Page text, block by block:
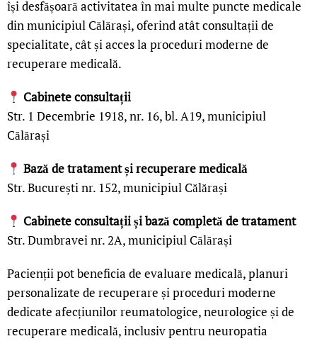
își desfășoară activitatea în mai multe puncte medicale
din municipiul Călărași, oferind atât consultații de
specialitate, cât și acces la proceduri moderne de
recuperare medicală.
Cabinete consultații
Str. 1 Decembrie 1918, nr. 16, bl. A19, municipiul
Călărași
Bază de tratament și recuperare medicală
Str. București nr. 152, municipiul Călărași
Cabinete consultații și bază completă de tratament
Str. Dumbravei nr. 2A, municipiul Călărași
Pacienții pot beneficia de evaluare medicală, planuri
personalizate de recuperare și proceduri moderne
dedicate afecțiunilor reumatologice, neurologice și de
recuperare medicală, inclusiv pentru neuropatia